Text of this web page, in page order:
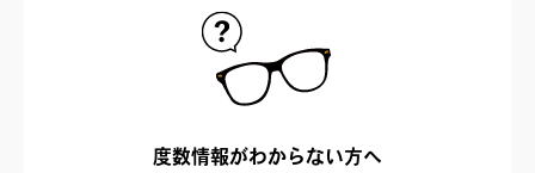
度数情報がわからない方へ